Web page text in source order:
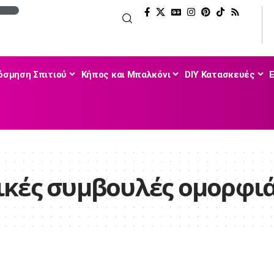
Σπιτιού Κήπος και Μπαλκόνι DIY Κατασκευές
συμβουλές